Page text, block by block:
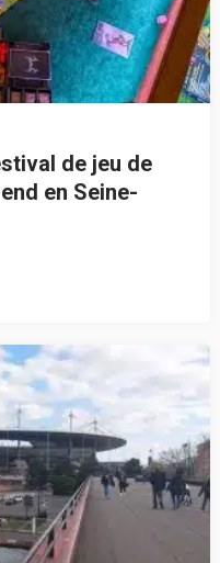
de jeu de
en Seine-